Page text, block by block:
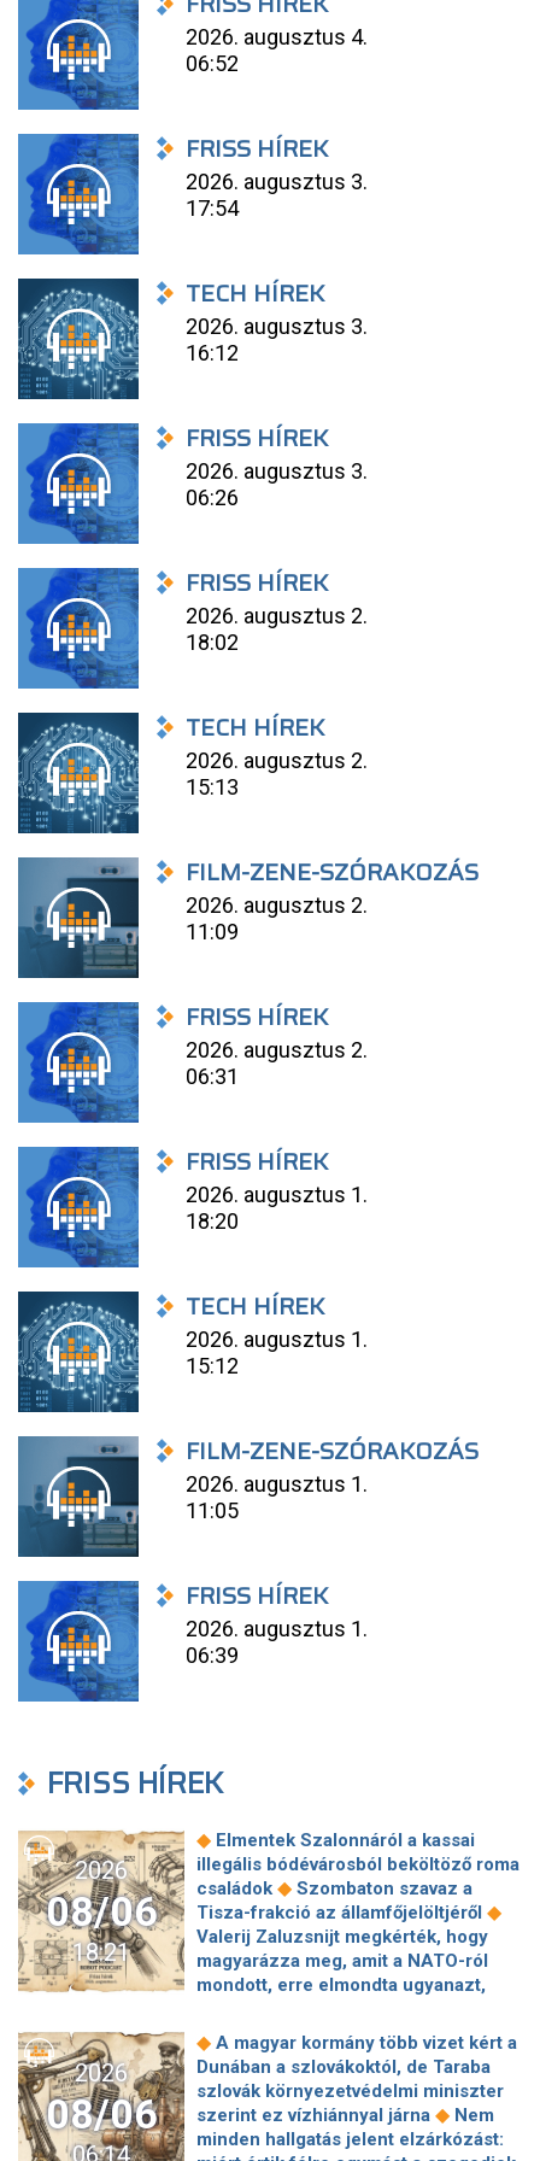
2026. augusztus 4.
06:52
FRISS HÍREK
2026. augusztus 3.
17:54
TECH HÍREK
2026. augusztus 3.
16:12
FRISS HÍREK
2026. augusztus 3.
06:26
FRISS HÍREK
2026. augusztus 2.
18:02
TECH HÍREK
2026. augusztus 2.
15:13
FILM-ZENE-SZÓRAKOZÁS
2026. augusztus 2.
11:09
FRISS HÍREK
2026. augusztus 2.
06:31
FRISS HÍREK
2026. augusztus 1.
18:20
TECH HÍREK
2026. augusztus 1.
15:12
FILM-ZENE-SZÓRAKOZÁS
2026. augusztus 1.
11:05
FRISS HÍREK
2026. augusztus 1.
06:39
FRISS HÍREK
2026
08/06
18:21
◆ Elmentek Szalonnáról a kassai
illegális bódévárosból beköltöző roma
családok ◆ Szombaton szavaz a
Tisza-frakció az államfőjelöltjéről ◆
Valerij Zaluzsnijt megkérték, hogy
magyarázza meg, amit a NATO-ról
mondott, erre elmondta ugyanazt,
kötött szerződéseket a HM cége a
Lounge Eventtel, a miniszter
feljelentést tett
◆Orbán Anita
megkérte a szlovák kormányt, hogy
segítse a magyar vízellátást ◆ Forró
augusztus: gátja lehet az uniós
2026
08/06
06:14
◆ A magyar kormány több vizet kért a
Dunában a szlovákoktól, de Taraba
szlovák környezetvédelmi miniszter
szerint ez vízhiánnyal járna ◆ Nem
minden hallgatás jelent elzárkózást: